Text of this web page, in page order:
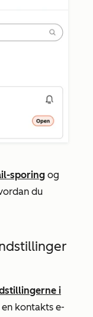
sporing og
du
i
kontakts e-